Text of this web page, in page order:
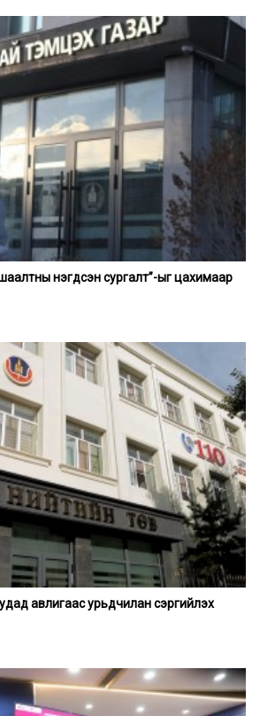
нэгдсэн сургалт”-ыг цахимаар
авлигаас урьдчилан сэргийлэх